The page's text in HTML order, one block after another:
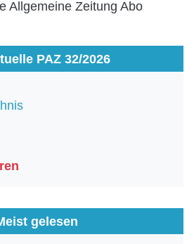
PAZ 32/2026
gelesen